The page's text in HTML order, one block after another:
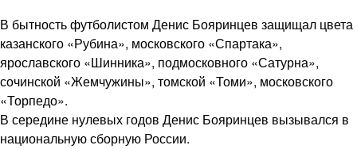
В бытность футболистом Денис Бояринцев защищал цвета
казанского «Рубина», московского «Спартака»,
ярославского «Шинника», подмосковного «Сатурна»,
сочинской «Жемчужины», томской «Томи», московского
«Торпедо».
В середине нулевых годов Денис Бояринцев вызывался в
национальную сборную России.